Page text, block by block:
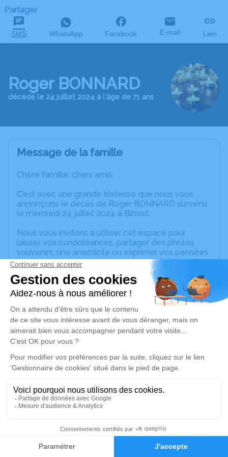
Faire-part Hommages
Partager
SMS WhatsApp Facebook E-mail Lien
Roger BONNARD
décédé le 24 juillet 2024 à l'âge de 71 ans
Message de la famille
Chère famille, chers amis,
C’est avec une grande tristesse que nous vous
annonçons le décès de Roger BONNARD survenu
le mercredi 24 juillet 2024 à Bibost.
Nous vous invitons à utiliser cet espace pour
laisser vos condoléances, partager des photos
souvenirs, une anecdote ou exprimer vos pensées
à travers des poèmes ou des textes. Cet endroit
est un lieu d'expression dédié à honorer la
mémoire de Roger BONNARD.
Un service de plantation d’arbre hommage est
disponible ici.
Cérémonie religieuse
Église Notre-Dame de la Brevenne de Bibost
Rue de la Fontaine
Je rends hommage